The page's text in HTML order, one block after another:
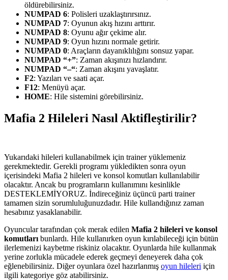
öldürebilirsiniz.
NUMPAD 6: Polisleri uzaklaştırırsınız.
NUMPAD 7: Oyunun akış hızını arttırır.
NUMPAD 8: Oyunu ağır çekime alır.
NUMPAD 9: Oyun hızını normale getirir.
NUMPAD 0: Araçların dayanıklılığını sonsuz yapar.
NUMPAD “+”: Zaman akışınızı hızlandırır.
NUMPAD “–“: Zaman akışını yavaşlatır.
F2: Yazıları ve saati açar.
F12: Menüyü açar.
HOME: Hile sistemini görebilirsiniz.
Mafia 2 Hileleri Nasıl Aktifleştirilir?
Yukarıdaki hileleri kullanabilmek için trainer yüklemeniz
gerekmektedir. Gerekli programı yükledikten sonra oyun
içerisindeki Mafia 2 hileleri ve konsol komutları kullanılabilir
olacaktır. Ancak bu programların kullanımını kesinlikle
DESTEKLEMİYORUZ. İndireceğiniz üçüncü parti trainer
tamamen sizin sorumluluğunuzdadır. Hile kullandığınız zaman
hesabınız yasaklanabilir.
Oyuncular tarafından çok merak edilen Mafia 2 hileleri ve konsol
komutları bunlardı. Hile kullanırken oyun kırılabileceği için bütün
ilerlemenizi kaybetme riskiniz olacaktır. Oyunlarda hile kullanmak
yerine zorlukla mücadele ederek geçmeyi deneyerek daha çok
eğlenebilirsiniz. Diğer oyunlara özel hazırlanmış oyun hileleri için
ilgili kategoriye göz atabilirsiniz.